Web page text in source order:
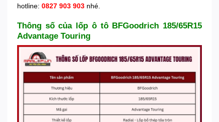
hotline: 0827 903 903 nhé.
Thông số của lốp ô tô BFGoodrich 185/65R15
Advantage Touring